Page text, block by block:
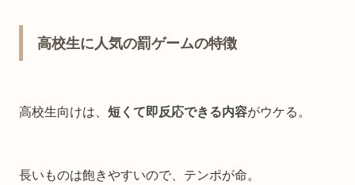
高校生に人気の罰ゲームの特徴
高校生向けは、 短くて即反応できる内容がウケる。
長いものは飽きやすいので、テンポが命。